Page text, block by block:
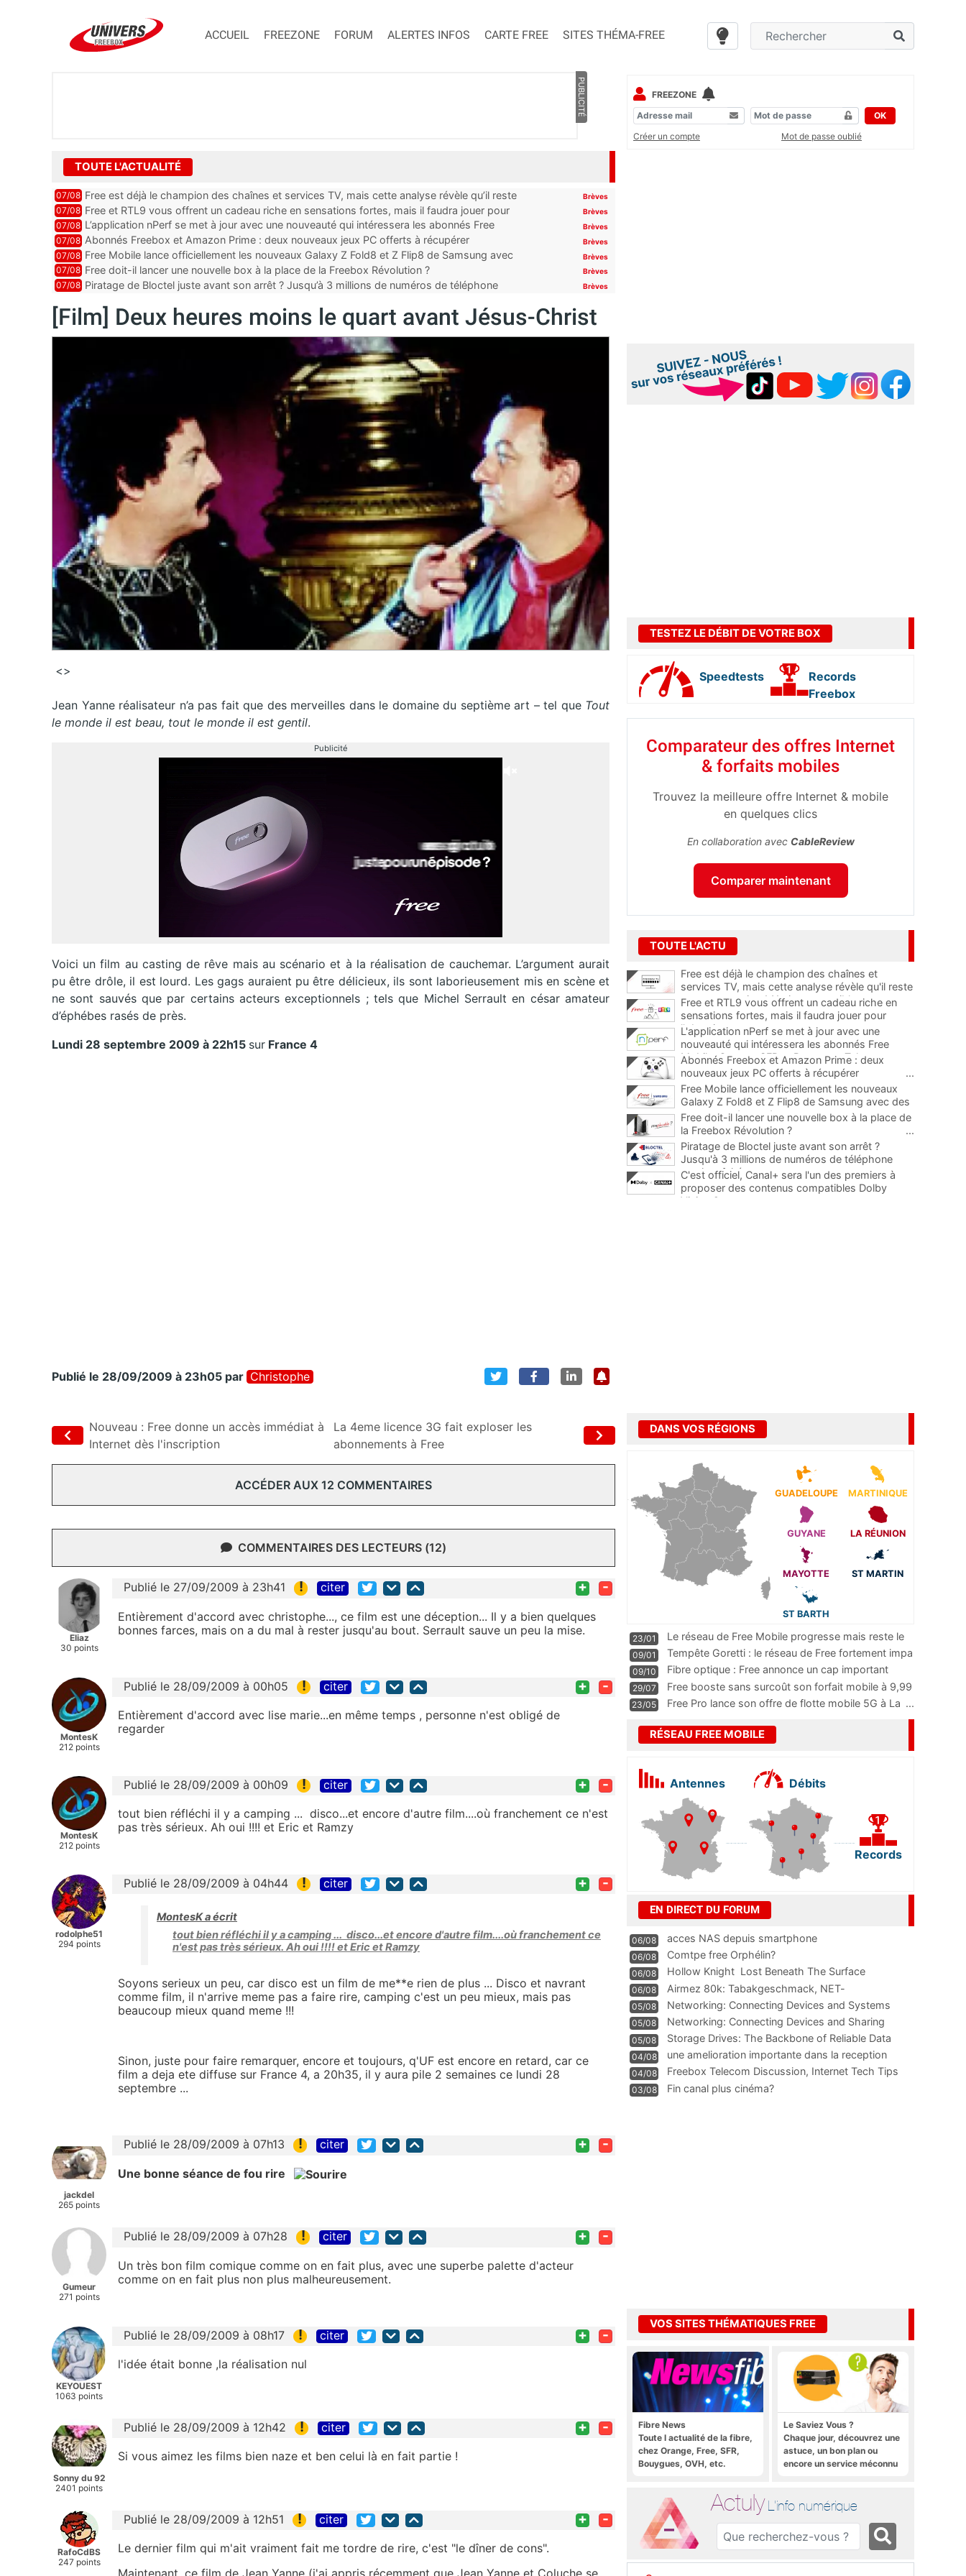
ACCUEIL FREEZONE FORUM ALERTES INFOS CARTE FREE SITES THÉMA-FREE
PUBLICITÉ
TOUTE L'ACTUALITÉ
07/08 Free est déjà le champion des chaînes et services TV, mais cette analyse révèle qu’il reste
encore au moin...
Brèves
07/08 Free et RTL9 vous offrent un cadeau riche en sensations fortes, mais il faudra jouer pour
l’obtenir
Brèves
07/08 L’application nPerf se met à jour avec une nouveauté qui intéressera les abonnés Free
Mobile, Orange, SFR ...
Brèves
07/08 Abonnés Freebox et Amazon Prime : deux nouveaux jeux PC offerts à récupérer Brèves
07/08 Free Mobile lance officiellement les nouveaux Galaxy Z Fold8 et Z Flip8 de Samsung avec
des promos et des cadeaux
Brèves
07/08 Free doit-il lancer une nouvelle box à la place de la Freebox Révolution ? Brèves
07/08 Piratage de Bloctel juste avant son arrêt ? Jusqu’à 3 millions de numéros de téléphone
Brèves
[Film] Deux heures moins le quart avant Jésus-Christ
<>
Jean Yanne réalisateur n’a pas fait que des merveilles dans le domaine du septième art – tel que Tout
le monde il est beau, tout le monde il est gentil.
Publicité
Voici un film au casting de rêve mais au scénario et à la réalisation de cauchemar. L’argument aurait
pu être drôle, il est lourd. Les gags auraient pu être délicieux, ils sont laborieusement mis en scène et
ne sont sauvés que par certains acteurs exceptionnels ; tels que Michel Serrault en césar amateur
d’éphébes rasés de près.
Lundi 28 septembre 2009 à 22h15 sur France 4
Publié le 28/09/2009 à 23h05 par Christophe
Nouveau : Free donne un accès immédiat à
Internet dès l'inscription
La 4eme licence 3G fait exploser les
abonnements à Free
ACCÉDER AUX 12 COMMENTAIRES
COMMENTAIRES DES LECTEURS (12)
Eliaz
30 points
Publié le 27/09/2009 à 23h41 ! citer + -
Entièrement d'accord avec christophe..., ce film est une déception... Il y a bien quelques
bonnes farces, mais on a du mal à rester jusqu'au bout. Serrault sauve un peu la mise.
MontesK
212 points
Publié le 28/09/2009 à 00h05 ! citer + -
Entièrement d'accord avec lise marie...en même temps , personne n'est obligé de
regarder
MontesK
212 points
Publié le 28/09/2009 à 00h09 ! citer + -
tout bien réfléchi il y a camping ... disco...et encore d'autre film....où franchement ce n'est
pas très sérieux. Ah oui !!!! et Eric et Ramzy
rodolphe51
294 points
Publié le 28/09/2009 à 04h44 ! citer + -
MontesK a écrit
tout bien réfléchi il y a camping ... disco...et encore d'autre film....où franchement ce
n'est pas très sérieux. Ah oui !!!! et Eric et Ramzy
Soyons serieux un peu, car disco est un film de me**e rien de plus ... Disco et navrant
comme film, il n'arrive meme pas a faire rire, camping c'est un peu mieux, mais pas
beaucoup mieux quand meme !!!
Sinon, juste pour faire remarquer, encore et toujours, q'UF est encore en retard, car ce
film a deja ete diffuse sur France 4, a 20h35, il y aura pile 2 semaines ce lundi 28
septembre ...
jackdel
265 points
Publié le 28/09/2009 à 07h13 ! citer + -
Une bonne séance de fou rire
Gumeur
271 points
Publié le 28/09/2009 à 07h28 ! citer + -
Un très bon film comique comme on en fait plus, avec une superbe palette d'acteur
comme on en fait plus non plus malheureusement.
KEYOUEST
1063 points
Publié le 28/09/2009 à 08h17 ! citer + -
l'idée était bonne ,la réalisation nul
Sonny du 92
2401 points
Publié le 28/09/2009 à 12h42 ! citer + -
Si vous aimez les films bien naze et ben celui là en fait partie !
RafoCdBS
247 points
Publié le 28/09/2009 à 12h51 ! citer + -
Le dernier film qui m'ait vraiment fait me tordre de rire, c'est "le dîner de cons".
Maintenant, ce film de Jean Yanne (j'ai appris récemment que Jean Yanne et Coluche se
FREEZONE
OK
Créer un compte
Mot de passe oublié
TESTEZ LE DÉBIT DE VOTRE BOX
Speedtests
Records
Freebox
Comparateur des offres Internet
& forfaits mobiles
Trouvez la meilleure offre Internet & mobile
en quelques clics
En collaboration avec CableReview
Comparer maintenant
TOUTE L'ACTU
Free est déjà le champion des chaînes et
services TV, mais cette analyse révèle qu'il reste
encore au moins 141 ajouts possibles
Free et RTL9 vous offrent un cadeau riche en
sensations fortes, mais il faudra jouer pour
l'obtenir
L'application nPerf se met à jour avec une
nouveauté qui intéressera les abonnés Free
Mobile, Orange, SFR et Bouygues Telecom
Abonnés Freebox et Amazon Prime : deux
nouveaux jeux PC offerts à récupérer
...
Free Mobile lance officiellement les nouveaux
Galaxy Z Fold8 et Z Flip8 de Samsung avec des
promos et des cadeaux
...
Free doit-il lancer une nouvelle box à la place de
la Freebox Révolution ?
...
Piratage de Bloctel juste avant son arrêt ?
Jusqu'à 3 millions de numéros de téléphone
auraient fuité
C'est officiel, Canal+ sera l'un des premiers à
proposer des contenus compatibles Dolby
Vision 2
DANS VOS RÉGIONS
GUADELOUPE MARTINIQUE
GUYANE LA RÉUNION
MAYOTTE ST MARTIN
ST BARTH
23/01
Le réseau de Free Mobile progresse mais reste le
m
...
09/01
Tempête Goretti : le réseau de Free fortement impa
09/10
Fibre optique : Free annonce un cap important
pass
...
29/07
Free booste sans surcoût son forfait mobile à 9,99
23/05 Free Pro lance son offre de flotte mobile 5G à La ...
RÉSEAU FREE MOBILE
Antennes Débits
Records
EN DIRECT DU FORUM
06/08 acces NAS depuis smartphone
06/08 Comtpe free Orphélin?
06/08 Hollow Knight  Lost Beneath The Surface
06/08
Airmez 80k: Tabakgeschmack, NET-
Technologie und Leistung im
05/08 Networking: Connecting Devices and Systems
05/08
Networking: Connecting Devices and Sharing
Information
05/08
Storage Drives: The Backbone of Reliable Data
Management
04/08
une amelioration importante dans la reception
WIFI
04/08
Freebox Telecom Discussion, Internet Tech Tips
Communi
03/08 Fin canal plus cinéma?
VOS SITES THÉMATIQUES FREE
Fibre News
Toute l actualité de la fibre,
chez Orange, Free, SFR,
Bouygues, OVH, etc.
Le Saviez Vous ?
Chaque jour, découvrez une
astuce, un bon plan ou
encore un service méconnu
Actuly L'info numérique